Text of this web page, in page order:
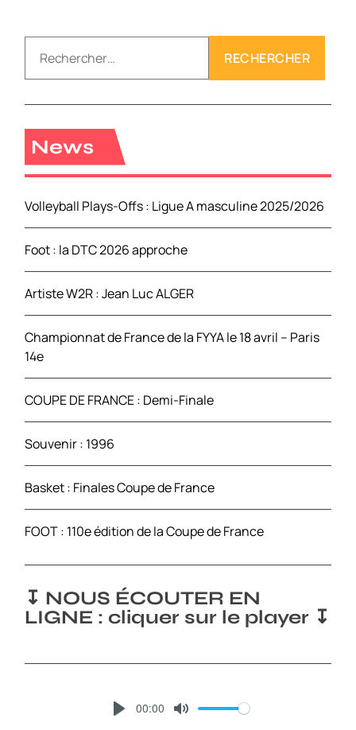
c
h
h
e
r
:
News
Volleyball Plays-Offs : Ligue A masculine 2025/2026
Foot : la DTC 2026 approche
Artiste W2R : Jean Luc ALGER
Championnat de France de la FYYA le 18 avril – Paris
14e
COUPE DE FRANCE : Demi-Finale
Souvenir : 1996
Basket : Finales Coupe de France
FOOT : 110e édition de la Coupe de France
↧ NOUS ÉCOUTER EN
LIGNE : cliquer sur le player ↧
00:00